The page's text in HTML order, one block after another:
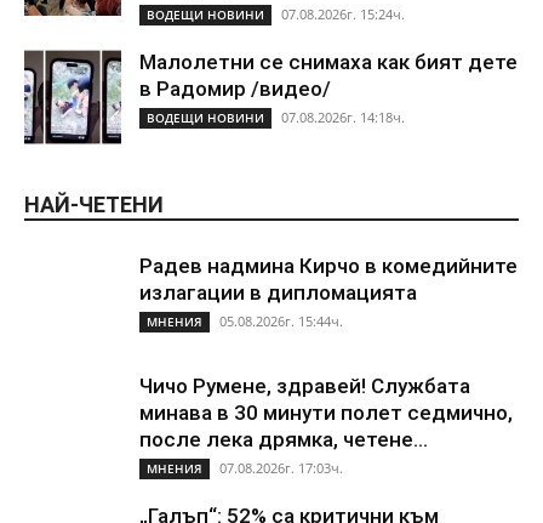
ВОДЕЩИ НОВИНИ 07.08.2026г. 15:24ч.
Малолетни се снимаха как бият дете
в Радомир /видео/
ВОДЕЩИ НОВИНИ 07.08.2026г. 14:18ч.
НАЙ-ЧЕТЕНИ
Радев надмина Кирчо в комедийните
излагации в дипломацията
МНЕНИЯ 05.08.2026г. 15:44ч.
Чичо Румене, здравей! Службата
минава в 30 минути полет седмично,
после лека дрямка, четене...
МНЕНИЯ 07.08.2026г. 17:03ч.
„Галъп“: 52% са критични към